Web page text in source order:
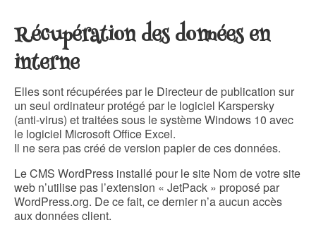
Récupération des données en
interne
Elles sont récupérées par le Directeur de publication sur
un seul ordinateur protégé par le logiciel Karspersky
(anti-virus) et traitées sous le système Windows 10 avec
le logiciel Microsoft Office Excel.
Il ne sera pas créé de version papier de ces données.
Le CMS WordPress installé pour le site Nom de votre site
web n’utilise pas l’extension « JetPack » proposé par
WordPress.org. De ce fait, ce dernier n’a aucun accès
aux données client.